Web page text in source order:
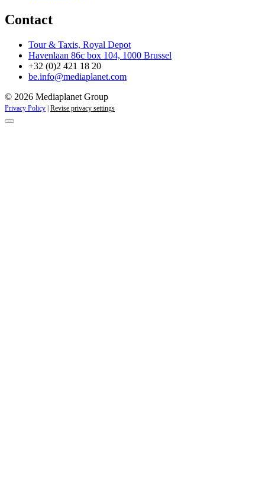
Contact
Tour & Taxis, Royal Depot
Havenlaan 86c box 104, 1000 Brussel
+32 (0)2 421 18 20
be.info@mediaplanet.com
© 2026 Mediaplanet Group
Privacy Policy | Revise privacy settings